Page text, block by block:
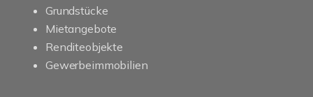
Grundstücke
Mietangebote
Renditeobjekte
Gewerbeimmobilien